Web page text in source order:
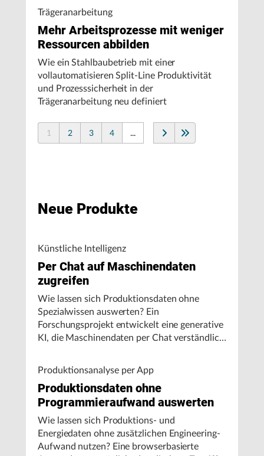
Trägeranarbeitung
Mehr Arbeitsprozesse mit weniger
Ressourcen abbilden
Wie ein Stahlbaubetrieb mit einer
vollautomatisieren Split-Line Produktivität
und Prozesssicherheit in der
Trägeranarbeitung neu definiert
1 2 3 4 ...
Neue Produkte
Künstliche Intelligenz
Per Chat auf Maschinendaten
zugreifen
Wie lassen sich Produktionsdaten ohne
Spezialwissen auswerten? Ein
Forschungsprojekt entwickelt eine generative
KI, die Maschinendaten per Chat verständlich
Produktionsanalyse per App
Produktionsdaten ohne
Programmieraufwand auswerten
Wie lassen sich Produktions- und
Energiedaten ohne zusätzlichen Engineering-
Aufwand nutzen? Eine browserbasierte